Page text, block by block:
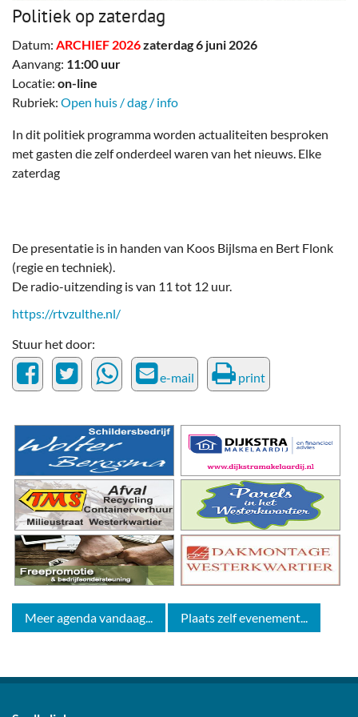
Politiek op zaterdag
Datum: ARCHIEF 2026zaterdag 6 juni 2026
Aanvang: 11:00 uur
Locatie: on-line
Rubriek: Open huis / dag / info
In dit politiek programma worden actualiteiten besproken
met gasten die zelf onderdeel waren van het nieuws. Elke
zaterdag
De presentatie is in handen van Koos Bijlsma en Bert Flonk
(regie en techniek).
De radio-uitzending is van 11 tot 12 uur.
https://rtvzulthe.nl/
Stuur het door:
e-mail print
Meer agenda vandaag... Plaats zelf evenement...